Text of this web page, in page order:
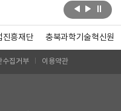
진흥재단 충북과학기술혁신원
수집거부 이용약관